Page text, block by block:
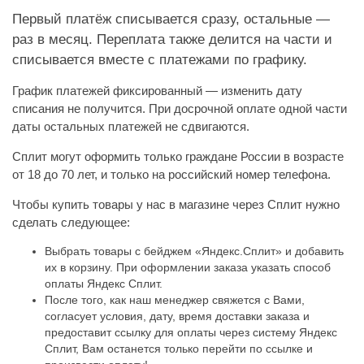
Первый платёж списывается сразу, остальные —
раз в месяц. Переплата также делится на части и
списывается вместе с платежами по графику.
График платежей фиксированный — изменить дату
списания не получится. При досрочной оплате одной части
даты остальных платежей не сдвигаются.
Сплит могут оформить только граждане России в возрасте
от 18 до 70 лет, и только на российский номер телефона.
Чтобы купить товары у нас в магазине через Сплит нужно
сделать следующее:
Выбрать товары с бейджем «Яндекс.Сплит» и добавить
их в корзину. При оформлении заказа указать способ
оплаты Яндекс Сплит.
После того, как наш менеджер свяжется с Вами,
согласует условия, дату, время доставки заказа и
предоставит ссылку для оплаты через систему Яндекс
Сплит, Вам останется только перейти по ссылке и